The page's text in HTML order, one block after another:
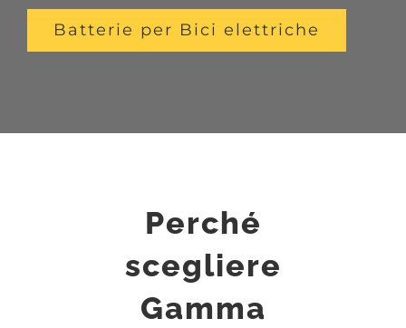
Batterie per Bici elettriche
Perché
scegliere
Gamma